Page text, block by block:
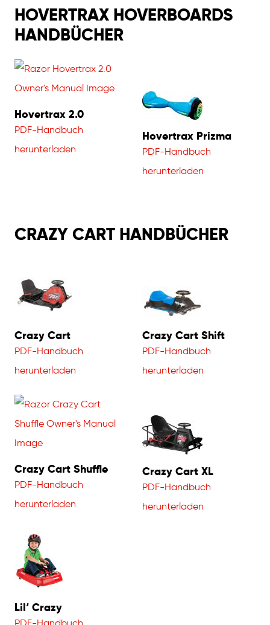
HOVERTRAX HOVERBOARDS
HANDBÜCHER
Hovertrax 2.0
PDF-Handbuch
herunterladen
Hovertrax Prizma
PDF-Handbuch
herunterladen
CRAZY CART HANDBÜCHER
Crazy Cart
PDF-Handbuch
herunterladen
Crazy Cart Shift
PDF-Handbuch
herunterladen
Crazy Cart Shuffle
PDF-Handbuch
herunterladen
Crazy Cart XL
PDF-Handbuch
herunterladen
Lil‘ Crazy